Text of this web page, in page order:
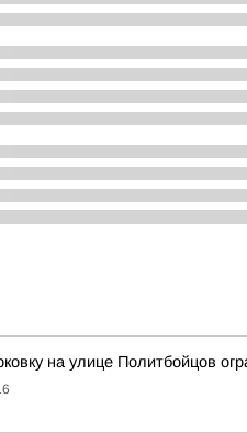
на улице Политбойцов